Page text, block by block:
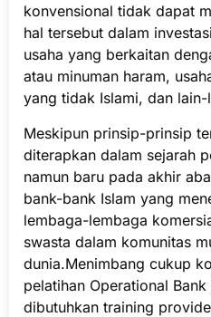
konvensional tidak dapat
hal tersebut dalam
usaha yang berkaitan
atau minuman haram,
yang tidak Islami, dan lain-
Meskipun prinsip-prinsip
diterapkan dalam sejarah
namun baru pada akhir
bank-bank Islam yang
lembaga-lembaga
swasta dalam komunitas
dunia.Menimbang cukup
pelatihan Operational
dibutuhkan training